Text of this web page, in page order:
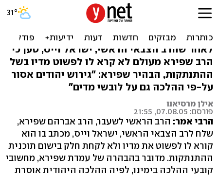
הרב שפירא לרב הצבאי וייס:
פשוט את מדיך
לאחר שהרב הצבאי הראשי, ישראל וייס, טען כי
הרב שפירא מעולם לא קרא לו לפשוט מדיו בשל
ההתנתקות, הבהיר שפירא: "גירוש יהודים אסור
על-פי ההלכה גם על לובשי מדים"
אילן מרסיאנו
פורסם: 07.08.05, 21:55
הרבי אמר: הרב הראשי לשעבר, הרב אברהם שפירא,
שלח לרב הצבאי הראשי, ישראל וייס, מכתב בו הוא
קורא לו לפשוט את מדיו ולא לקחת חלק בישום תוכנית
ההתנתקות. מדובר בהבהרה של עמדת שפירא, מחשובי
קובעי ההלכה בימינו, לפיה ההלכה היהודית אוסרת